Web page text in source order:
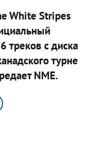
White Stripes
треков с диска
турне
NME.